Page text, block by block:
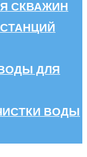
СКВАЖИН
ДЛЯ
ВОДЫ